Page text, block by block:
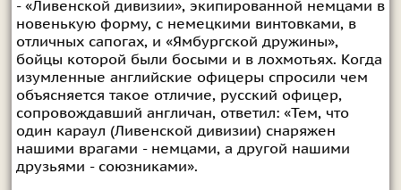
- «Ливенской дивизии», экипированной немцами в
новенькую форму, с немецкими винтовками, в
отличных сапогах, и «Ямбургской дружины»,
бойцы которой были босыми и в лохмотьях. Когда
изумленные английские офицеры спросили чем
объясняется такое отличие, русский офицер,
сопровождавший англичан, ответил: «Тем, что
один караул (Ливенской дивизии) снаряжен
нашими врагами - немцами, а другой нашими
друзьями - союзниками».